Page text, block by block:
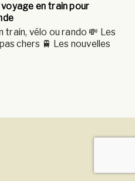
en train pour
vélo ou rando 💸 Les
chers 🚆 Les nouvelles